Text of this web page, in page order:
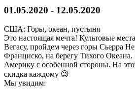
01.05.2020 - 12.05.2020
США: Горы, океан, пустыня
Это настоящая мечта! Культовые
Вегасу, пройдем через горы Сьерра
Франциско, на берегу Тихого Океана.
Америку с особенной стороны. На
скидка каждому 😉
Мы увидим: